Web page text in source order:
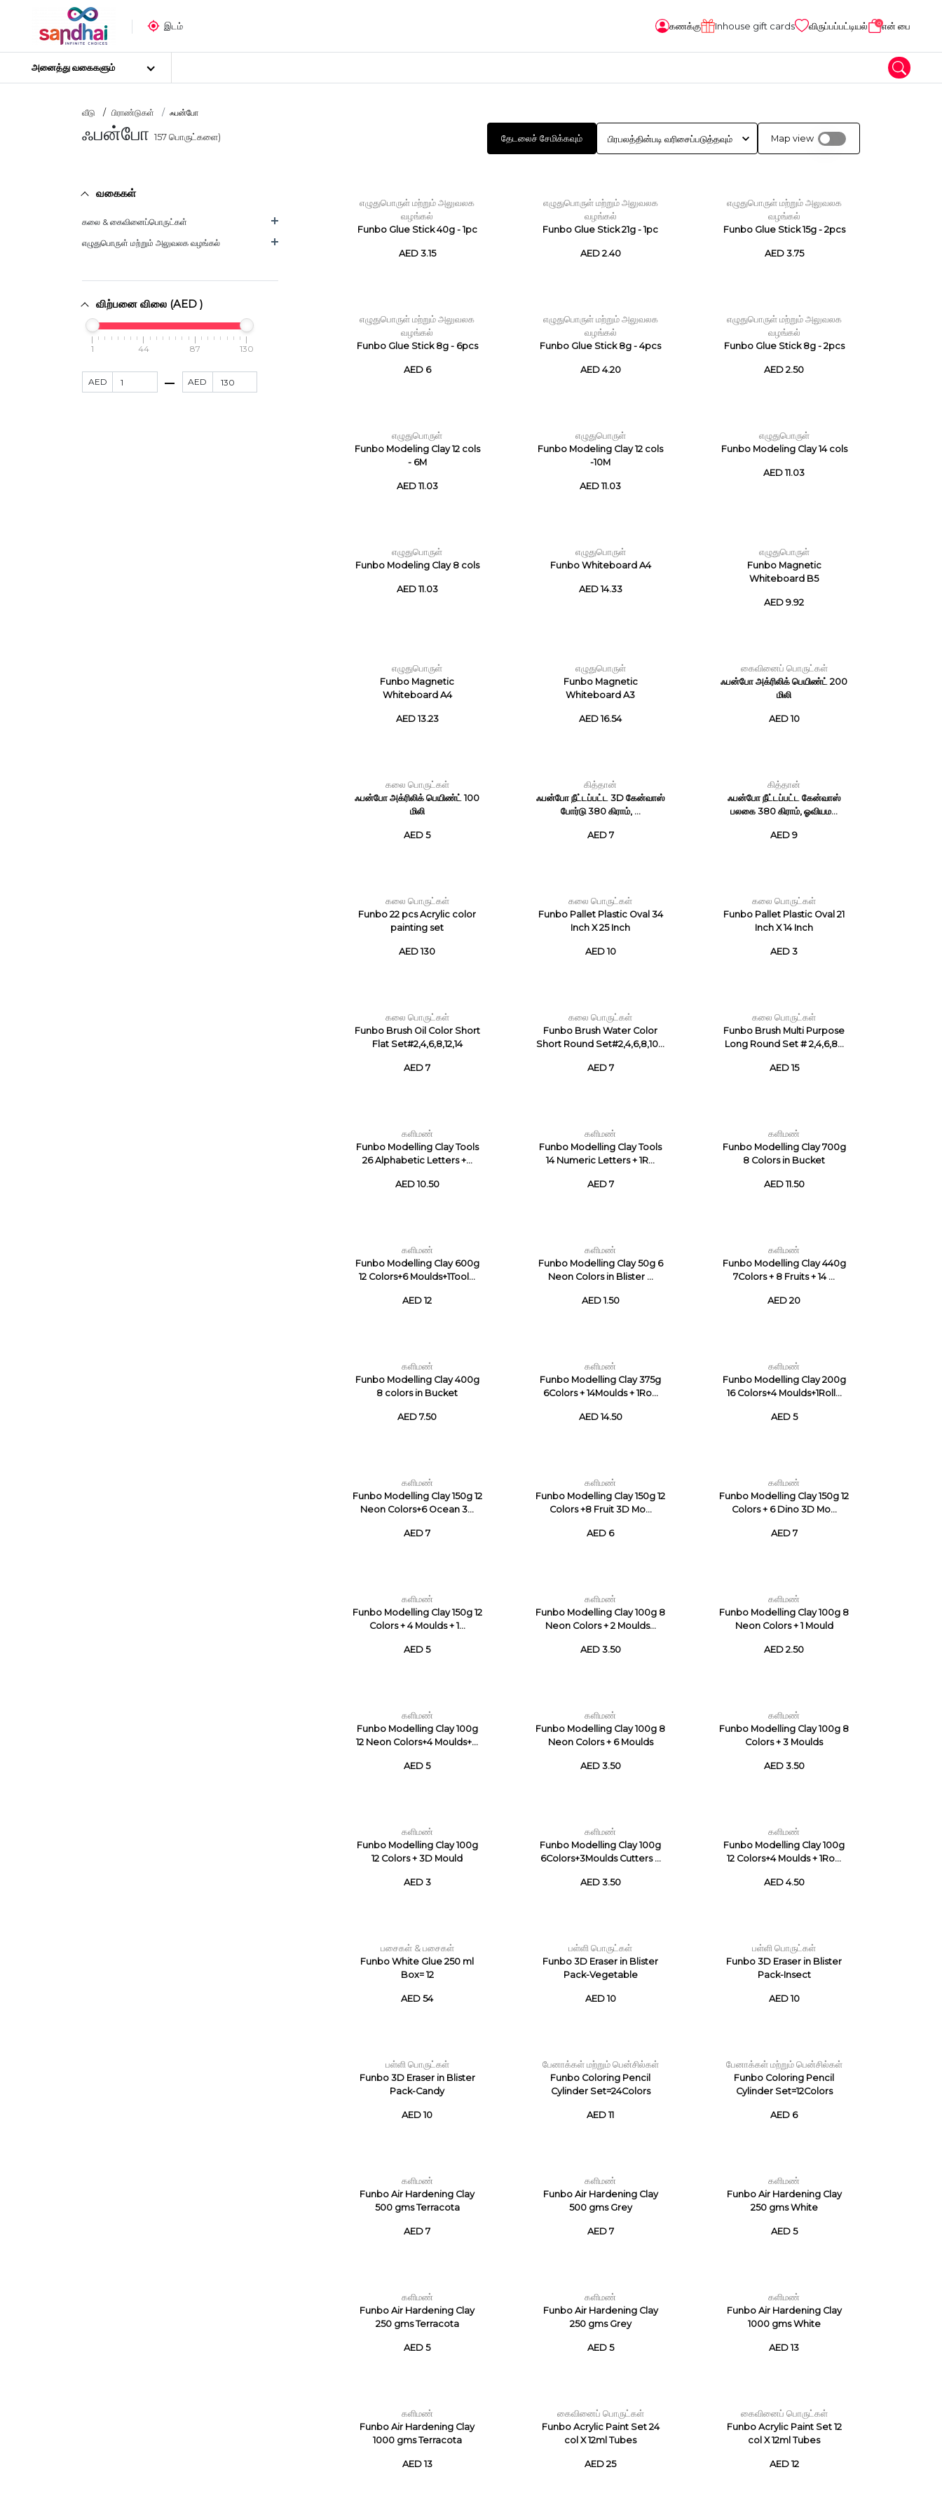
இடம் கணக்கு Inhouse gift cards விருப்பப்பட்டியல் 0என் பை
அனைத்து வகைகளும்
மிகவும் பிரபலமான
கலை & கைவினைக் கருவிகள்
வீடு பிராண்டுகள் ஃபன்போ
ஃபன்போ 157 பொருட்களை) தேடலைச் சேமிக்கவும் Map view
வகைகள்
கலை & கைவினைப்பொருட்கள்
எழுதுபொருள் மற்றும் அலுவலக வழங்கல்
விற்பனை விலை (AED )
1 44 87 130
AED AED
எழுதுபொருள் மற்றும் அலுவலக
வழங்கல்
Funbo Glue Stick 40g - 1pc
AED 3.15
எழுதுபொருள் மற்றும் அலுவலக
வழங்கல்
Funbo Glue Stick 21g - 1pc
AED 2.40
எழுதுபொருள் மற்றும் அலுவலக
வழங்கல்
Funbo Glue Stick 15g - 2pcs
AED 3.75
எழுதுபொருள் மற்றும் அலுவலக
வழங்கல்
Funbo Glue Stick 8g - 6pcs
AED 6
எழுதுபொருள் மற்றும் அலுவலக
வழங்கல்
Funbo Glue Stick 8g - 4pcs
AED 4.20
எழுதுபொருள் மற்றும் அலுவலக
வழங்கல்
Funbo Glue Stick 8g - 2pcs
AED 2.50
எழுதுபொருள்
Funbo Modeling Clay 12 cols
- 6M
AED 11.03
எழுதுபொருள்
Funbo Modeling Clay 12 cols
-10M
AED 11.03
எழுதுபொருள்
Funbo Modeling Clay 14 cols
AED 11.03
எழுதுபொருள்
Funbo Modeling Clay 8 cols
AED 11.03
எழுதுபொருள்
Funbo Whiteboard A4
AED 14.33
எழுதுபொருள்
Funbo Magnetic
Whiteboard B5
AED 9.92
எழுதுபொருள்
Funbo Magnetic
Whiteboard A4
AED 13.23
எழுதுபொருள்
Funbo Magnetic
Whiteboard A3
AED 16.54
கைவினைப் பொருட்கள்
ஃபன்போ அக்ரிலிக் பெயிண்ட் 200
மிலி
AED 10
கலை பொருட்கள்
ஃபன்போ அக்ரிலிக் பெயிண்ட் 100
மிலி
AED 5
கித்தான்
ஃபன்போ நீட்டப்பட்ட 3D கேன்வாஸ்
போர்டு 380 கிராம், ...
AED 7
கித்தான்
ஃபன்போ நீட்டப்பட்ட கேன்வாஸ்
பலகை 380 கிராம், ஓவியம...
AED 9
கலை பொருட்கள்
Funbo 22 pcs Acrylic color
painting set
AED 130
கலை பொருட்கள்
Funbo Pallet Plastic Oval 34
Inch X 25 Inch
AED 10
கலை பொருட்கள்
Funbo Pallet Plastic Oval 21
Inch X 14 Inch
AED 3
கலை பொருட்கள்
Funbo Brush Oil Color Short
Flat Set#2,4,6,8,12,14
AED 7
கலை பொருட்கள்
Funbo Brush Water Color
Short Round Set#2,4,6,8,10...
AED 7
கலை பொருட்கள்
Funbo Brush Multi Purpose
Long Round Set # 2,4,6,8...
AED 15
களிமண்
Funbo Modelling Clay Tools
26 Alphabetic Letters +...
AED 10.50
களிமண்
Funbo Modelling Clay Tools
14 Numeric Letters + 1R...
AED 7
களிமண்
Funbo Modelling Clay 700g
8 Colors in Bucket
AED 11.50
களிமண்
Funbo Modelling Clay 600g
12 Colors+6 Moulds+1Tool...
AED 12
களிமண்
Funbo Modelling Clay 50g 6
Neon Colors in Blister ...
AED 1.50
களிமண்
Funbo Modelling Clay 440g
7Colors + 8 Fruits + 14 ...
AED 20
களிமண்
Funbo Modelling Clay 400g
8 colors in Bucket
AED 7.50
களிமண்
Funbo Modelling Clay 375g
6Colors + 14Moulds + 1Ro...
AED 14.50
களிமண்
Funbo Modelling Clay 200g
16 Colors+4 Moulds+1Roll...
AED 5
களிமண்
Funbo Modelling Clay 150g 12
Neon Colors+6 Ocean 3...
AED 7
களிமண்
Funbo Modelling Clay 150g 12
Colors +8 Fruit 3D Mo...
AED 6
களிமண்
Funbo Modelling Clay 150g 12
Colors + 6 Dino 3D Mo...
AED 7
களிமண்
Funbo Modelling Clay 150g 12
Colors + 4 Moulds + 1...
AED 5
களிமண்
Funbo Modelling Clay 100g 8
Neon Colors + 2 Moulds...
AED 3.50
களிமண்
Funbo Modelling Clay 100g 8
Neon Colors + 1 Mould
AED 2.50
களிமண்
Funbo Modelling Clay 100g
12 Neon Colors+4 Moulds+...
AED 5
களிமண்
Funbo Modelling Clay 100g 8
Neon Colors + 6 Moulds
AED 3.50
களிமண்
Funbo Modelling Clay 100g 8
Colors + 3 Moulds
AED 3.50
களிமண்
Funbo Modelling Clay 100g
12 Colors + 3D Mould
AED 3
களிமண்
Funbo Modelling Clay 100g
6Colors+3Moulds Cutters ...
AED 3.50
களிமண்
Funbo Modelling Clay 100g
12 Colors+4 Moulds + 1Ro...
AED 4.50
பசைகள் & பசைகள்
Funbo White Glue 250 ml
Box= 12
AED 54
பள்ளி பொருட்கள்
Funbo 3D Eraser in Blister
Pack-Vegetable
AED 10
பள்ளி பொருட்கள்
Funbo 3D Eraser in Blister
Pack-Insect
AED 10
பள்ளி பொருட்கள்
Funbo 3D Eraser in Blister
Pack-Candy
AED 10
பேனாக்கள் மற்றும் பென்சில்கள்
Funbo Coloring Pencil
Cylinder Set=24Colors
AED 11
பேனாக்கள் மற்றும் பென்சில்கள்
Funbo Coloring Pencil
Cylinder Set=12Colors
AED 6
களிமண்
Funbo Air Hardening Clay
500 gms Terracota
AED 7
களிமண்
Funbo Air Hardening Clay
500 gms Grey
AED 7
களிமண்
Funbo Air Hardening Clay
250 gms White
AED 5
களிமண்
Funbo Air Hardening Clay
250 gms Terracota
AED 5
களிமண்
Funbo Air Hardening Clay
250 gms Grey
AED 5
களிமண்
Funbo Air Hardening Clay
1000 gms White
AED 13
களிமண்
Funbo Air Hardening Clay
1000 gms Terracota
AED 13
கைவினைப் பொருட்கள்
Funbo Acrylic Paint Set 24
col X 12ml Tubes
AED 25
கைவினைப் பொருட்கள்
Funbo Acrylic Paint Set 12
col X 12ml Tubes
AED 12